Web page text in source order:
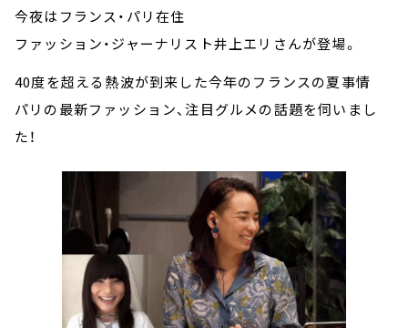
今夜はフランス・パリ在住
ファッション・ジャーナリスト井上エリさんが登場。
40度を超える熱波が到来した今年のフランスの夏事情
パリの最新ファッション、注目グルメの話題を伺いまし
た！